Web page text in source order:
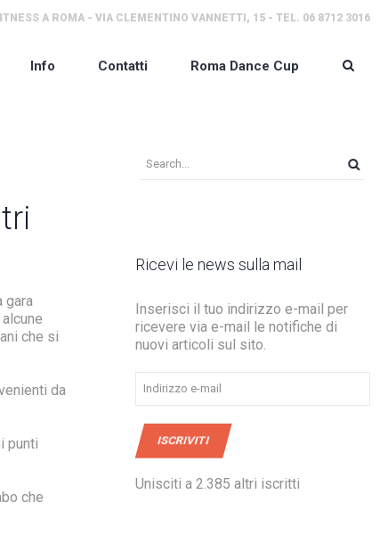
A ROMA - VIA CLEMENTINO VANNETTI, 15 - TEL. 06 8712 3016
Info Contatti Roma Dance Cup
gara
che si
da
punti
che
Ricevi le news sulla mail
Inserisci il tuo indirizzo e-mail per
ricevere via e-mail le notifiche di
nuovi articoli sul sito.
Indirizzo
e-
ISCRIVITI
Unisciti a 2.385 altri iscritti